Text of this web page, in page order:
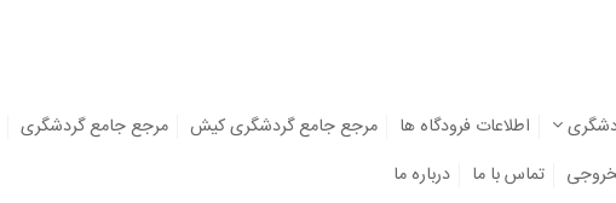
اطلاعات فرودگاه ها مرجع جامع گردشگری کیش مرجع جامع گردشگری
تماس با ما درباره ما